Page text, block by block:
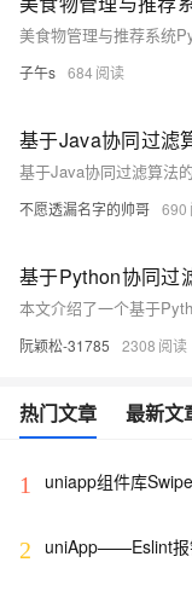
子午s 684
不愿透漏名字的帅哥 690
阮颖松-31785 2308
热门文章 最新文
1 uniapp组件库
2